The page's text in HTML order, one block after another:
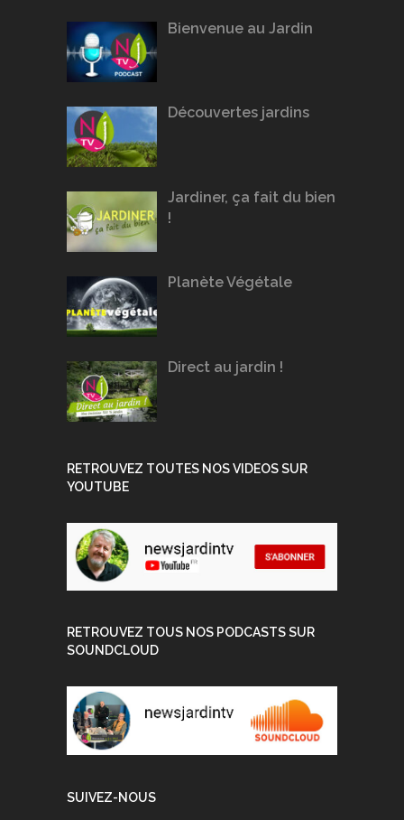
Bienvenue au Jardin
Découvertes jardins
Jardiner, ça fait du bien
!
Planète Végétale
Direct au jardin !
RETROUVEZ TOUTES NOS VIDEOS SUR
YOUTUBE
RETROUVEZ TOUS NOS PODCASTS SUR
SOUNDCLOUD
SUIVEZ-NOUS